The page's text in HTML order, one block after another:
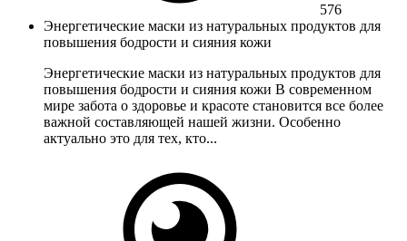
576
Энергетические маски из натуральных продуктов для
повышения бодрости и сияния кожи
Энергетические маски из натуральных продуктов для
повышения бодрости и сияния кожи В современном
мире забота о здоровье и красоте становится все более
важной составляющей нашей жизни. Особенно
актуально это для тех, кто...